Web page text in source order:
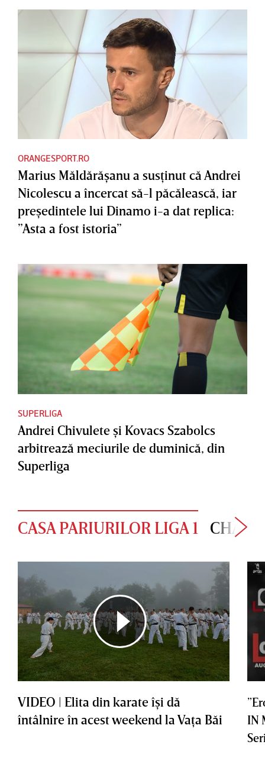
ORANGESPORT.RO
Marius Măldărăşanu a susţinut că Andrei
Nicolescu a încercat să-l păcălească, iar
preşedintele lui Dinamo i-a dat replica:
”Asta a fost istoria”
SUPERLIGA
Andrei Chivulete şi Kovacs Szabolcs
arbitrează meciurile de duminică, din
Superliga
CASA PARIURILOR LIGA 1
VIDEO | Elita din karate îşi dă
întâlnire în acest weekend la Vaţa Băi
IN